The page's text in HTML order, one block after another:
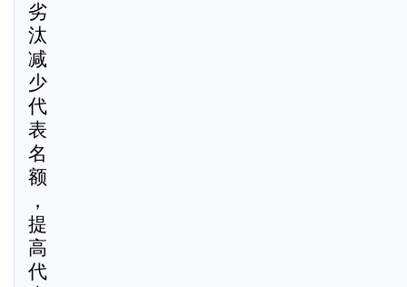
劣
汰
减
少
代
表
名
额
，
提
高
代